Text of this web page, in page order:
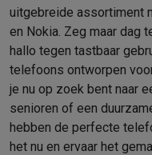
uitgebreide assortiment
en Nokia. Zeg maar dag
hallo tegen tastbaar
telefoons ontworpen
je nu op zoek bent naar
senioren of een
hebben de perfecte
het nu en ervaar het